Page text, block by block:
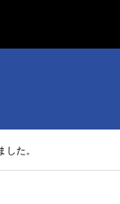
た。